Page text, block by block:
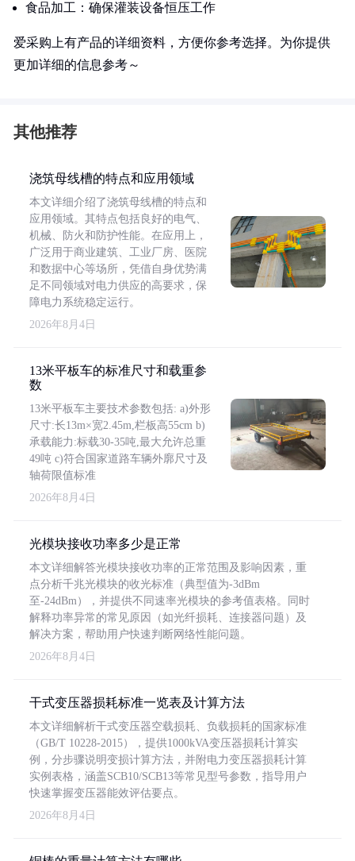
食品加工：确保灌装设备恒压工作
爱采购上有产品的详细资料，方便你参考选择。为你提供
更加详细的信息参考～
其他推荐
浇筑母线槽的特点和应用领域
本文详细介绍了浇筑母线槽的特点和
应用领域。其特点包括良好的电气、
机械、防火和防护性能。在应用上，
广泛用于商业建筑、工业厂房、医院
和数据中心等场所，凭借自身优势满
足不同领域对电力供应的高要求，保
障电力系统稳定运行。
2026年8月4日
13米平板车的标准尺寸和载重参
数
13米平板车主要技术参数包括: a)外形
尺寸:长13m×宽2.45m,栏板高55cm b)
承载能力:标载30-35吨,最大允许总重
49吨 c)符合国家道路车辆外廓尺寸及
轴荷限值标准
2026年8月4日
光模块接收功率多少是正常
本文详细解答光模块接收功率的正常范围及影响因素，重
点分析千兆光模块的收光标准（典型值为-3dBm
至-24dBm），并提供不同速率光模块的参考值表格。同时
解释功率异常的常见原因（如光纤损耗、连接器问题）及
解决方案，帮助用户快速判断网络性能问题。
2026年8月4日
干式变压器损耗标准一览表及计算方法
本文详细解析干式变压器空载损耗、负载损耗的国家标准
（GB/T 10228-2015），提供1000kVA变压器损耗计算实
例，分步骤说明变损计算方法，并附电力变压器损耗计算
实例表格，涵盖SCB10/SCB13等常见型号参数，指导用户
快速掌握变压器能效评估要点。
2026年8月4日